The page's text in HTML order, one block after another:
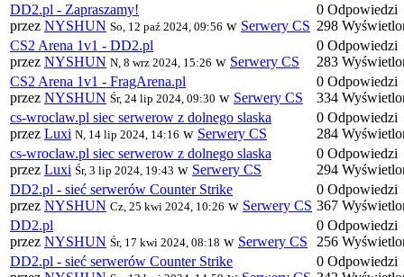
DD2.pl - Zapraszamy!
przez NYSHUN So, 12 paź 2024, 09:56 w Serwery CS
0 Odpowiedzi
298
CS2 Arena 1v1 - DD2.pl
przez NYSHUN N, 8 wrz 2024, 15:26 w Serwery CS
0 Odpowiedzi
283
CS2 Arena 1v1 - FragArena.pl
przez NYSHUN Śr, 24 lip 2024, 09:30 w Serwery CS
0 Odpowiedzi
334
cs-wroclaw.pl siec serwerow z dolnego slaska
przez Luxi N, 14 lip 2024, 14:16 w Serwery CS
0 Odpowiedzi
284
cs-wroclaw.pl siec serwerow z dolnego slaska
przez Luxi Śr, 3 lip 2024, 19:43 w Serwery CS
0 Odpowiedzi
294
DD2.pl - sieć serwerów Counter Strike
przez NYSHUN Cz, 25 kwi 2024, 10:26 w Serwery CS
0 Odpowiedzi
367
DD2.pl
przez NYSHUN Śr, 17 kwi 2024, 08:18 w Serwery CS
0 Odpowiedzi
256
DD2.pl - sieć serwerów Counter Strike
0 Odpowiedzi